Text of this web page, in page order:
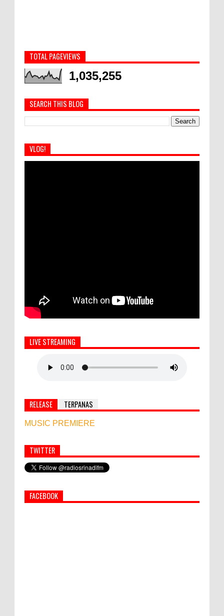
TOTAL PAGEVIEWS
1,035,255
SEARCH THIS BLOG
VLOG!
LIVE STREAMING
RELEASE TERPANAS
MUSIC PREMIERE
Simbol Persahabatan, RI Bangun Islamic Centre di
Afghanistan
PEMKAB KLUNGKUNG GELAR PASAR
TWITTER
FACEBOOK